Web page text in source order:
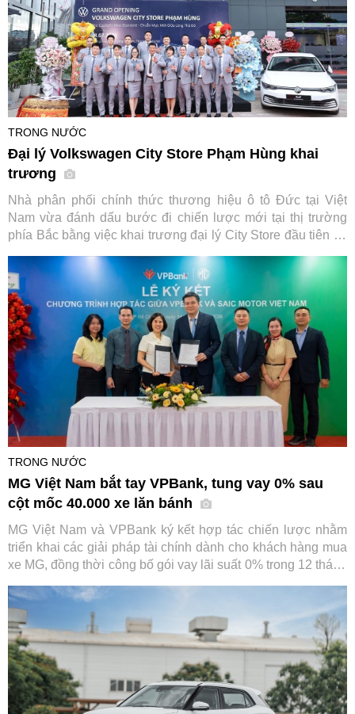
TRONG NƯỚC
Đại lý Volkswagen City Store Phạm Hùng khai
trương
Nhà phân phối chính thức thương hiệu ô tô Đức tại Việt
Nam vừa đánh dấu bước đi chiến lược mới tại thị trường
phía Bắc bằng việc khai trương đại lý City Store đầu tiên tại
dụng cho loạt dòng xe chủ lực.
TRONG NƯỚC
MG Việt Nam bắt tay VPBank, tung vay 0% sau
cột mốc 40.000 xe lăn bánh
MG Việt Nam và VPBank ký kết hợp tác chiến lược nhằm
triển khai các giải pháp tài chính dành cho khách hàng mua
xe MG, đồng thời công bố gói vay lãi suất 0% trong 12 tháng
vừa đạt cột mốc 40.000 xe lăn bánh tại Việt Nam.